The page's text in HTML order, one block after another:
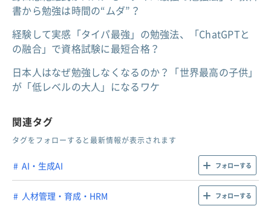
書から勉強は時間の“ムダ”？
経験して実感「タイパ最強」の勉強法、「ChatGPTと
の融合」で資格試験に最短合格？
日本人はなぜ勉強しなくなるのか？「世界最高の子供」
が「低レベルの大人」になるワケ
関連タグ
タグをフォローすると最新情報が表示されます
AI・生成AI フォローする
人材管理・育成・HRM フォローする